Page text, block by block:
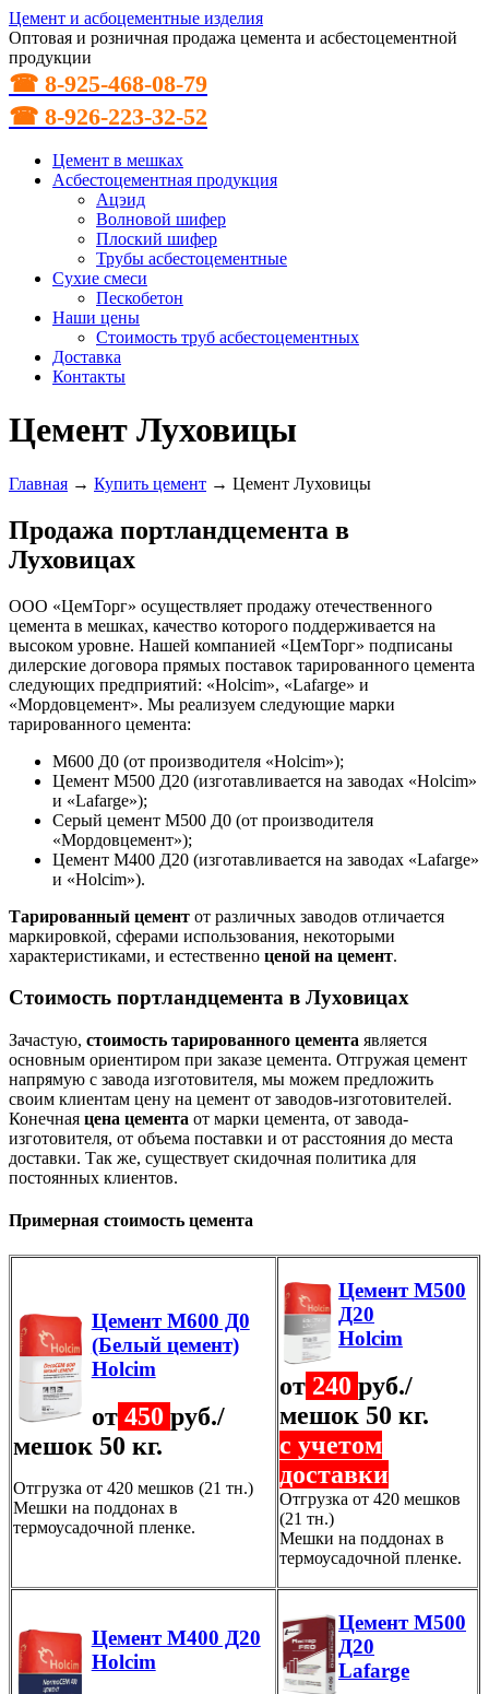
Цемент и асбоцементные изделия
Оптовая и розничная продажа цемента и асбестоцементной
продукции
☎ 8-925-468-08-79
☎ 8-926-223-32-52
Цемент в мешках
Асбестоцементная продукция
Ацэид
Волновой шифер
Плоский шифер
Трубы асбестоцементные
Сухие смеси
Пескобетон
Наши цены
Стоимость труб асбестоцементных
Доставка
Контакты
Цемент Луховицы
Главная → Купить цемент → Цемент Луховицы
Продажа портландцемента в
Луховицах
ООО «ЦемТорг» осуществляет продажу отечественного
цемента в мешках, качество которого поддерживается на
высоком уровне. Нашей компанией «ЦемТорг» подписаны
дилерские договора прямых поставок тарированного цемента
следующих предприятий: «Holcim», «Lafarge» и
«Мордовцемент». Мы реализуем следующие марки
тарированного цемента:
М600 Д0 (от производителя «Holcim»);
Цемент M500 Д20 (изготавливается на заводах «Holcim»
и «Lafarge»);
Серый цемент М500 Д0 (от производителя
«Мордовцемент»);
Цемент М400 Д20 (изготавливается на заводах «Lafarge»
и «Holcim»).
Тарированный цемент от различных заводов отличается
маркировкой, сферами использования, некоторыми
характеристиками, и естественно ценой на цемент.
Стоимость портландцемента в Луховицах
Зачастую, стоимость тарированного цемента является
основным ориентиром при заказе цемента. Отгружая цемент
напрямую с завода изготовителя, мы можем предложить
своим клиентам цену на цемент от заводов-изготовителей.
Конечная цена цемента от марки цемента, от завода-
изготовителя, от объема поставки и от расстояния до места
доставки. Так же, существует скидочная политика для
постоянных клиентов.
Примерная стоимость цемента
Цемент М600 Д0
(Белый цемент)
Holcim
от450 руб./
мешок 50 кг.
Отгрузка от 420 мешков (21 тн.)
Мешки на поддонах в
термоусадочной пленке.
Цемент М500
Д20
Holcim
от 240 руб./
мешок 50 кг.
с учетом
доставки
Отгрузка от 420 мешков
(21 тн.)
Мешки на поддонах в
термоусадочной пленке.
Цемент М400 Д20
Holcim
Цемент М500
Д20
Lafarge